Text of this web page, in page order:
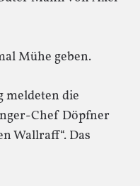
Mühe geben.
meldeten die
Chef Döpfner
Wallraff“. Das